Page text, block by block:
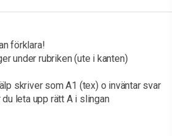
förklara!
under rubriken (ute i kanten)
skriver som A1 (tex) o inväntar svar
leta upp rätt A i slingan